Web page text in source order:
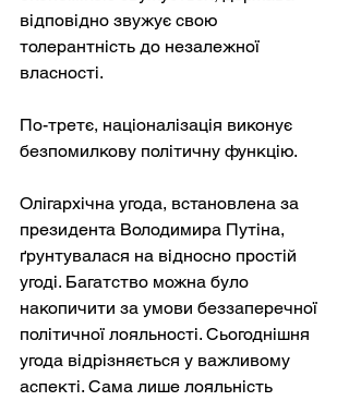
відповідно звужує свою
толерантність до незалежної
власності.
По-третє, націоналізація виконує
безпомилкову політичну функцію.
Олігархічна угода, встановлена за
президента Володимира Путіна,
ґрунтувалася на відносно простій
угоді. Багатство можна було
накопичити за умови беззаперечної
політичної лояльності. Сьогоднішня
угода відрізняється у важливому
аспекті. Сама лише лояльність